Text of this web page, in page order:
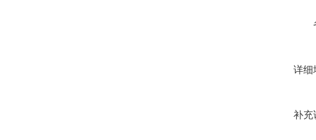
详细
补充